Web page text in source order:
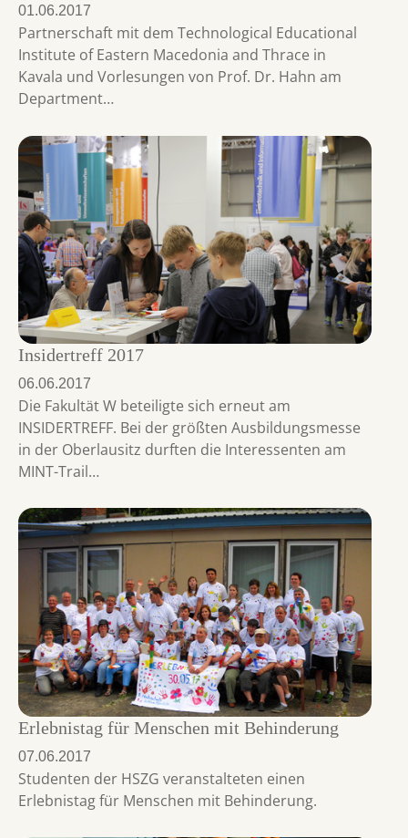
01.06.2017
Partnerschaft mit dem Technological Educational
Institute of Eastern Macedonia and Thrace in
Kavala und Vorlesungen von Prof. Dr. Hahn am
Department…
Insidertreff 2017
06.06.2017
Die Fakultät W beteiligte sich erneut am
INSIDERTREFF. Bei der größten Ausbildungsmesse
in der Oberlausitz durften die Interessenten am
MINT-Trail…
Erlebnistag für Menschen mit Behinderung
07.06.2017
Studenten der HSZG veranstalteten einen
Erlebnistag für Menschen mit Behinderung.